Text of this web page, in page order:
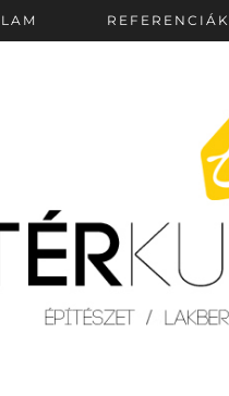
REFERENCIÁK